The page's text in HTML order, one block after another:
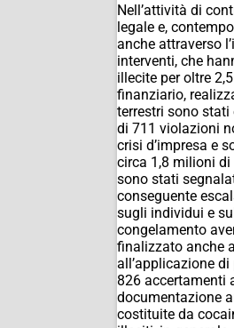
Nell’attività di
legale e,
anche attraverso
interventi, che
illecite per oltre
finanziario,
terrestri sono stati
di 711 violazioni
crisi d’impresa e
circa 1,8 milioni
sono stati
conseguente
sugli individui e
congelamento
finalizzato anche
all’applicazione
826 accertamenti
documentazione
costituite da